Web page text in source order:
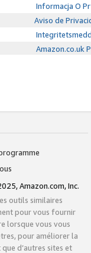
Informacja O
Aviso de
Amazon.co.uk
Amazon.com, Inc.
outils similaires
pour vous fournir
lorsque vous vous
pour améliorer la
d’autres sites et